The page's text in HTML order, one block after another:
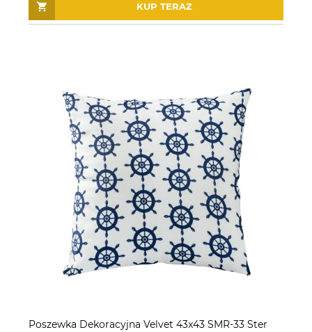
KUP TERAZ
Poszewka Dekoracyjna Velvet 43x43 SMR-33 Ster